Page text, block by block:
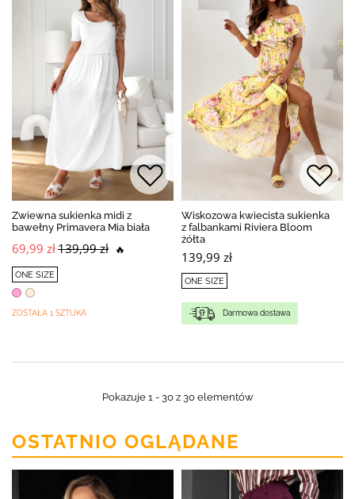
Zwiewna sukienka midi z
bawełny Primavera Mia biała
69,99 zł139,99 zł 🔥
ONE SIZE
ZOSTAŁA 1 SZTUKA
Wiskozowa kwiecista sukienka
z falbankami Riviera Bloom
żółta
139,99 zł
ONE SIZE
Darmowa dostawa
Pokazuje 1 - 30 z 30 elementów
OSTATNIO OGLĄDANE